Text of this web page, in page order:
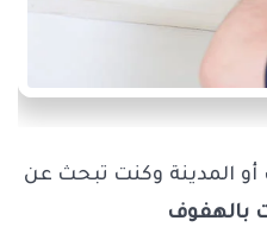
المدينة وكنت تبحث عن
بالهفوف